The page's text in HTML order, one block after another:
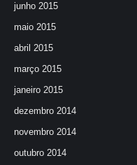
junho 2015
maio 2015
abril 2015
março 2015
janeiro 2015
dezembro 2014
novembro 2014
outubro 2014